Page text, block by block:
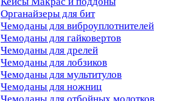
Органайзеры для бит
Чемоданы для виброуплотнителей
Чемоданы для гайковертов
Чемоданы для дрелей
Чемоданы для лобзиков
Чемоданы для мультитулов
Чемоданы для ножниц